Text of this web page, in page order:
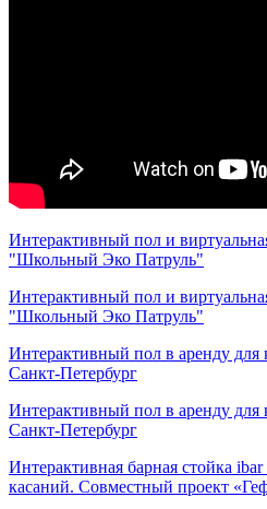
Интерактивный пол и
"Школьный Эко Патруль"
Интерактивный пол и
"Школьный Эко Патруль"
Интерактивный пол в аренду для
Санкт-Петербург
Интерактивный пол в аренду для
Санкт-Петербург
Интерактивная барная стойка
касаний. Совместный проект